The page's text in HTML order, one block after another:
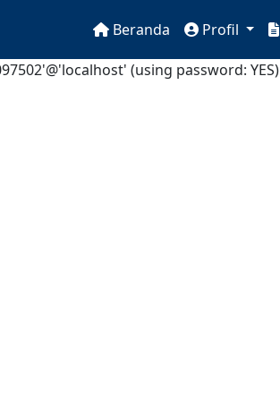
Beranda Profil
(using password: YES)